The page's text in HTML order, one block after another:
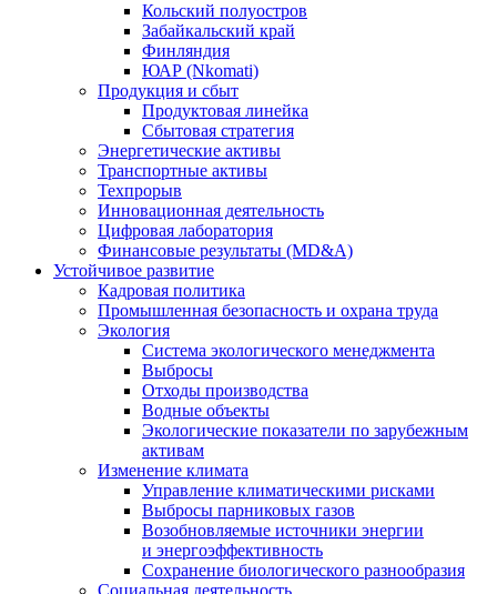
Кольский полуостров
Забайкальский край
Финляндия
ЮАР (Nkomati)
Продукция и сбыт
Продуктовая линейка
Сбытовая стратегия
Энергетические активы
Транспортные активы
Техпрорыв
Инновационная деятельность
Цифровая лаборатория
Финансовые результаты (MD&A)
Устойчивое развитие
Кадровая политика
Промышленная безопасность и охрана труда
Экология
Система экологического менеджмента
Выбросы
Отходы производства
Водные объекты
Экологические показатели по зарубежным
активам
Изменение климата
Управление климатическими рисками
Выбросы парниковых газов
Возобновляемые источники энергии
и энергоэффективность
Сохранение биологического разнообразия
Социальная деятельность